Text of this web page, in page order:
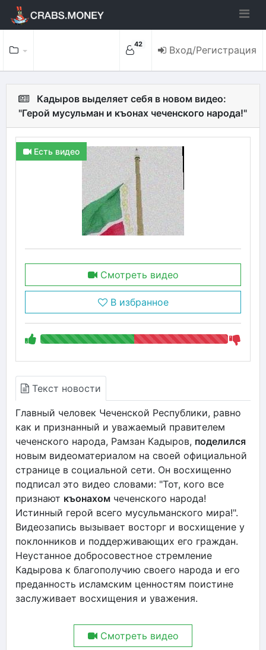
42 Вход/Регистрация
Кадыров выделяет себя в новом видео:
"Герой мусульман и къонах чеченского народа!"
Есть видео
Смотреть видео
В избранное
Текст новости
Главный человек Чеченской Республики, равно
как и признанный и уважаемый правителем
чеченского народа, Рамзан Кадыров, поделился
новым видеоматериалом на своей официальной
странице в социальной сети. Он восхищенно
подписал это видео словами: "Тот, кого все
признают къонахом чеченского народа!
Истинный герой всего мусульманского мира!".
Видеозапись вызывает восторг и восхищение у
поклонников и поддерживающих его граждан.
Неустанное добросовестное стремление
Кадырова к благополучию своего народа и его
преданность исламским ценностям поистине
заслуживает восхищения и уважения.
Смотреть видео